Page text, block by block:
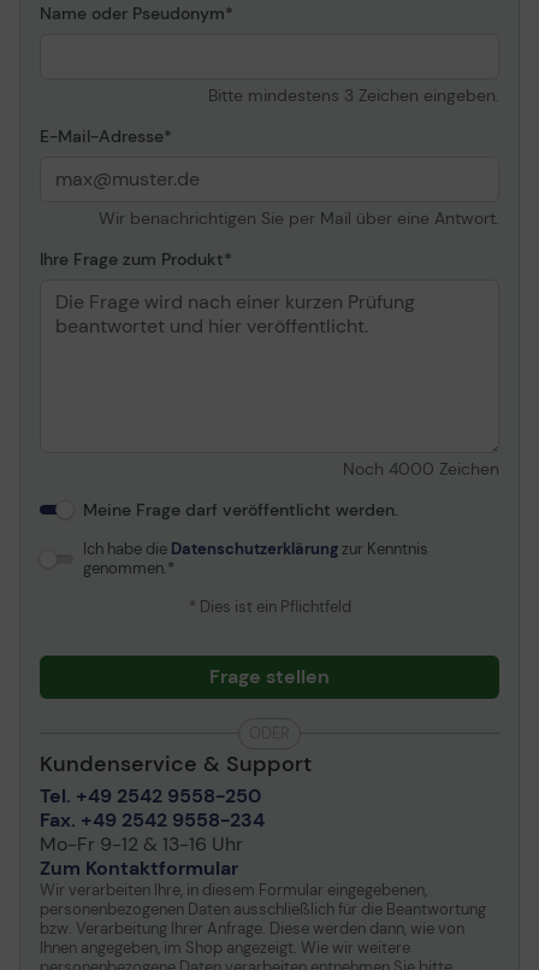
Name oder Pseudonym
Bitte mindestens 3 Zeichen eingeben.
E-Mail-Adresse
Wir benachrichtigen Sie per Mail über eine Antwort.
Ihre Frage zum Produkt
Noch 4000 Zeichen
Meine Frage darf veröffentlicht werden.
Ich habe die Datenschutzerklärungzur Kenntnis
genommen.
* Dies ist ein Pflichtfeld
Frage stellen
Kundenservice & Support
Tel. +49 2542 9558-250
Fax. +49 2542 9558-234
Mo-Fr 9-12 & 13-16 Uhr
Zum Kontaktformular
Wir verarbeiten Ihre, in diesem Formular eingegebenen,
personenbezogenen Daten ausschließlich für die Beantwortung
bzw. Verarbeitung Ihrer Anfrage. Diese werden dann, wie von
Ihnen angegeben, im Shop angezeigt. Wie wir weitere